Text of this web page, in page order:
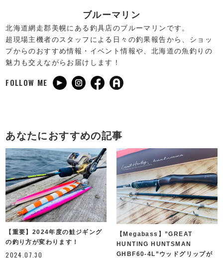
ブルーマリン
北海道網走郡美幌にある釣具店のブルーマリンです。
超現場主機者のスタッフによる日々の釣果報告から、ショッ
プからのおすすめ情報・イベント情報や、北海道の魚釣りの
魅力も交えながらお届けします！
FOLLOW ME
あなたにおすすめの記事
【重要】2024年度の鮭ジギング
の釣り方が変わります！
2024.07.30
【Megabass】”GREAT
HUNTING HUNTSMAN
GHBF60-4L”ウッドグリップが